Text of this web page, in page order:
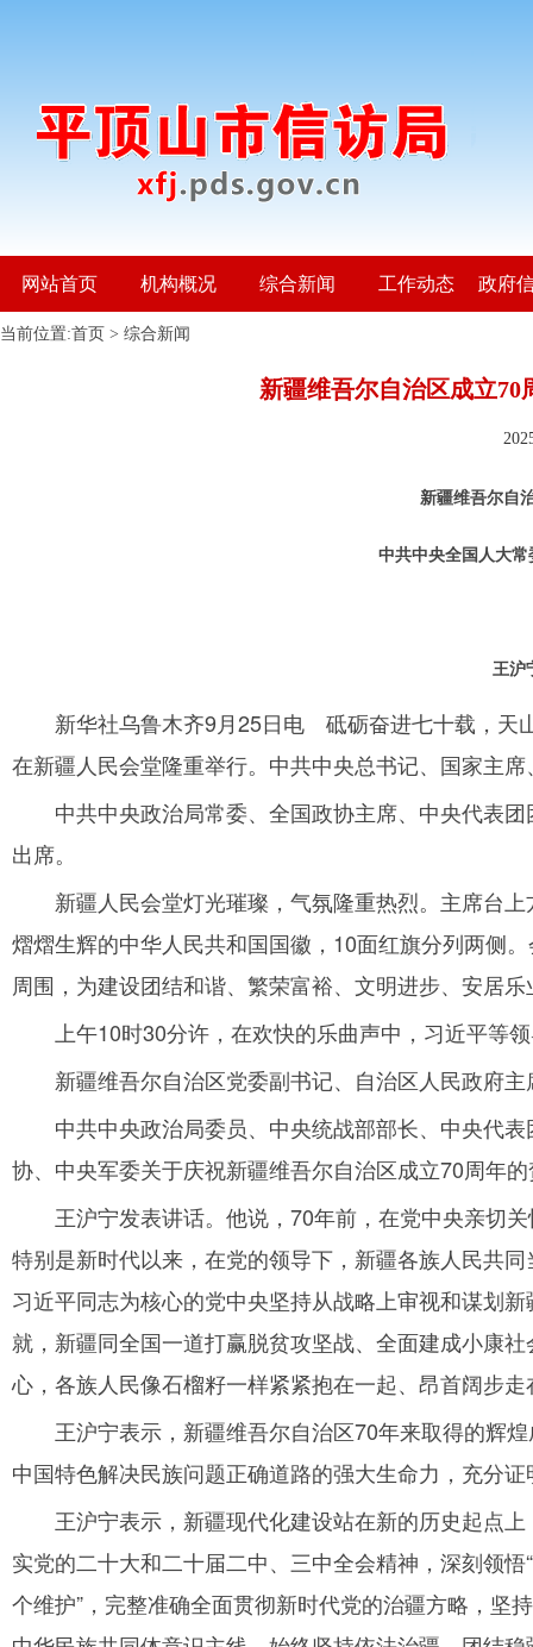
网站首页 机构概况 综合新闻 工作动态 政府
当前位置:首页 > 综合新闻
新疆维吾尔自治区成立
新疆维吾尔自
中共中央全国人大
王沪
新华社乌鲁木齐9月25日电 砥砺奋进七十载，天
在新疆人民会堂隆重举行。中共中央总书记、国家主
中共中央政治局常委、全国政协主席、中央代表
出席。
新疆人民会堂灯光璀璨，气氛隆重热烈。主席台
熠熠生辉的中华人民共和国国徽，10面红旗分列两侧
周围，为建设团结和谐、繁荣富裕、文明进步、安居
上午10时30分许，在欢快的乐曲声中，习近平等
新疆维吾尔自治区党委副书记、自治区人民政府
中共中央政治局委员、中央统战部部长、中央代
协、中央军委关于庆祝新疆维吾尔自治区成立70周年
王沪宁发表讲话。他说，70年前，在党中央亲切
特别是新时代以来，在党的领导下，新疆各族人民共
习近平同志为核心的党中央坚持从战略上审视和谋划
就，新疆同全国一道打赢脱贫攻坚战、全面建成小康
心，各族人民像石榴籽一样紧紧抱在一起、昂首阔步
王沪宁表示，新疆维吾尔自治区70年来取得的辉
中国特色解决民族问题正确道路的强大生命力，充分
王沪宁表示，新疆现代化建设站在新的历史起点
实党的二十大和二十届二中、三中全会精神，深刻领悟
个维护”，完整准确全面贯彻新时代党的治疆方略，坚